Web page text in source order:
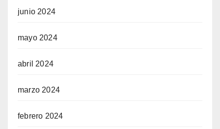
junio 2024
mayo 2024
abril 2024
marzo 2024
febrero 2024